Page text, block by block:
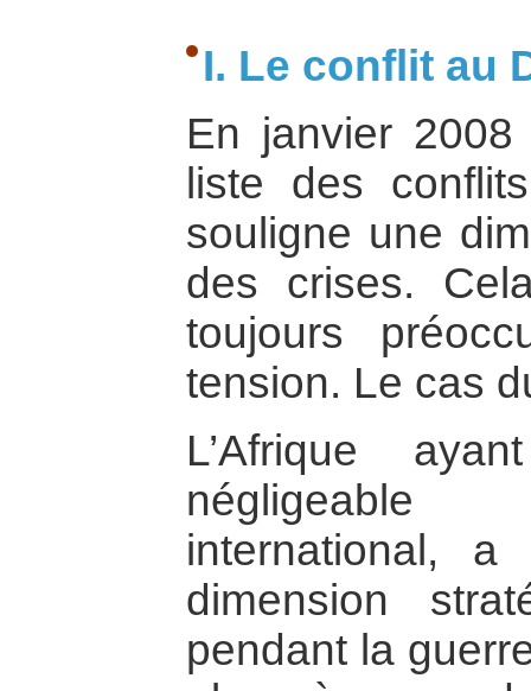
I. Le conflit au
En janvier 2008
liste des
souligne une
des crises.
toujours
tension. Le cas
L’Afrique
international,
dimension
pendant la